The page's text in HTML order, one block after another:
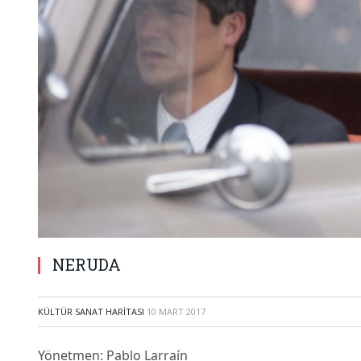
NERUDA
KÜLTÜR SANAT HARITASI 10 MART 2017
Yönetmen: Pablo Larraín